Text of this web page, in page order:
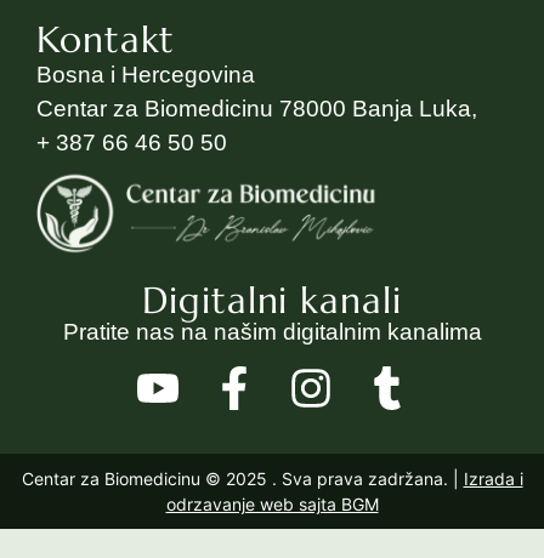
Kontakt
Bosna i Hercegovina
Centar za Biomedicinu 78000 Banja Luka,
+ 387 66 46 50 50
Digitalni kanali
Pratite nas na našim digitalnim kanalima
Centar za Biomedicinu © 2025 . Sva prava zadržana. | Izrada i
odrzavanje web sajta BGM